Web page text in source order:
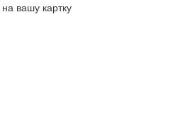
вашу картку